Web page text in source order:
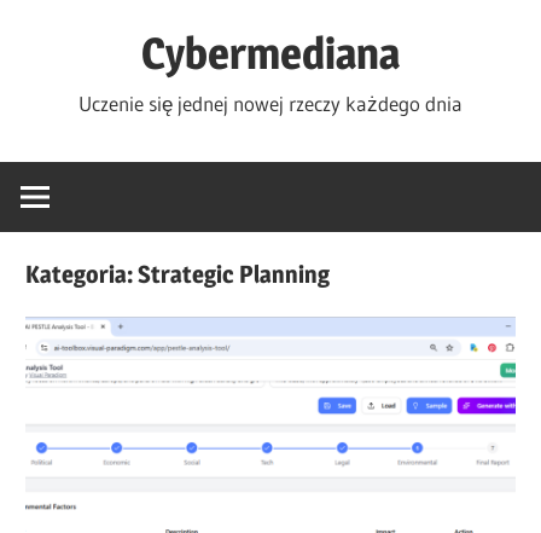
Cybermediana
Uczenie się jednej nowej rzeczy każdego dnia
Kategoria:Strategic Planning